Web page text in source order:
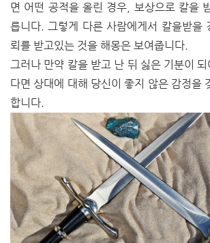
면 어떤 공적을 올린 경우, 보상으로 칼을
릅니다. 그렇게 다른 사람에게서 칼을받을
뢰를 받고있는 것을 해몽은 보여줍니다.
그러나 만약 칼을 받고 난 뒤 싫은 기분이
다면 상대에 대해 당신이 좋지 않은 감정을
합니다.